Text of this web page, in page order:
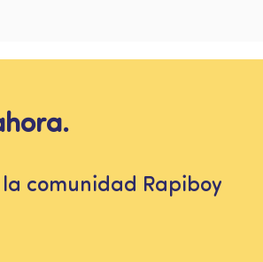
comunidad Rapiboy